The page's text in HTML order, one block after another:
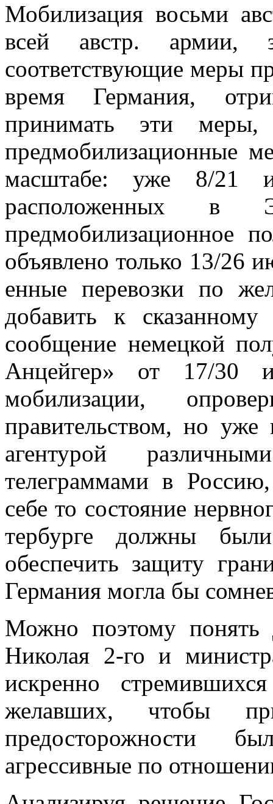
Мобилизация восьми
всей австр. армии,
соответствующие меры
время Германия,
принимать эти меры,
предмобилизационные
масштабе: уже 8/21
расположенных в
предмобилизационное
объявлено только 13/26
енные перевозки по
добавить к
сообщение немецкой
Анцейгер» от 17/30
мобилизации,
правительством, но уже
агентурой
телеграммами в
себе то со­стояние
тербурге должны
обеспечить защиту
Германия могла бы
Можно поэтому понять
Николая 2-го и
искренно
желавших, чтобы
предосторожности
агрессивные по